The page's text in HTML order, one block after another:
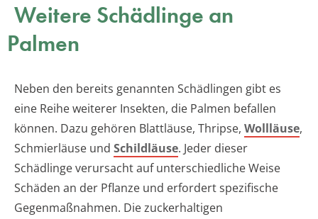
Weitere Schädlinge an
Palmen
Neben den bereits genannten Schädlingen gibt es
eine Reihe weiterer Insekten, die Palmen befallen
können. Dazu gehören Blattläuse, Thripse, Wollläuse,
Schmierläuse und Schildläuse. Jeder dieser
Schädlinge verursacht auf unterschiedliche Weise
Schäden an der Pflanze und erfordert spezifische
Gegenmaßnahmen. Die zuckerhaltigen